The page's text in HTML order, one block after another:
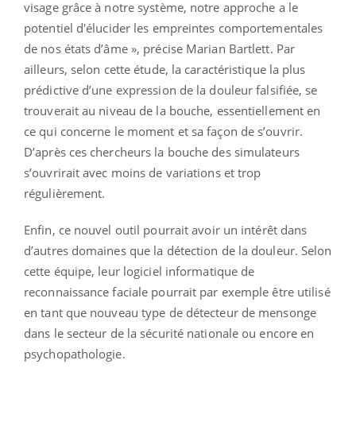
visage grâce à notre système, notre approche a le
potentiel d'élucider les empreintes comportementales
de nos états d’âme », précise Marian Bartlett. Par
ailleurs, selon cette étude, la caractéristique la plus
prédictive d’une expression de la douleur falsifiée, se
trouverait au niveau de la bouche, essentiellement en
ce qui concerne le moment et sa façon de s’ouvrir.
D’après ces chercheurs la bouche des simulateurs
s’ouvrirait avec moins de variations et trop
régulièrement.
Enfin, ce nouvel outil pourrait avoir un intérêt dans
d’autres domaines que la détection de la douleur. Selon
cette équipe, leur logiciel informatique de
reconnaissance faciale pourrait par exemple être utilisé
en tant que nouveau type de détecteur de mensonge
dans le secteur de la sécurité nationale ou encore en
psychopathologie.